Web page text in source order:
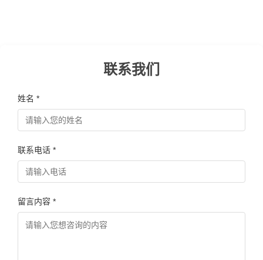
联系我们
姓名 *
联系电话 *
留言内容 *